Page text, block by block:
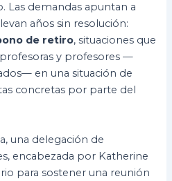
Las demandas apuntan a
años sin resolución:
de retiro, situaciones que
y profesores —
en una situación de
concretas por parte del
una delegación de
encabezada por Katherine
para sostener una reunión